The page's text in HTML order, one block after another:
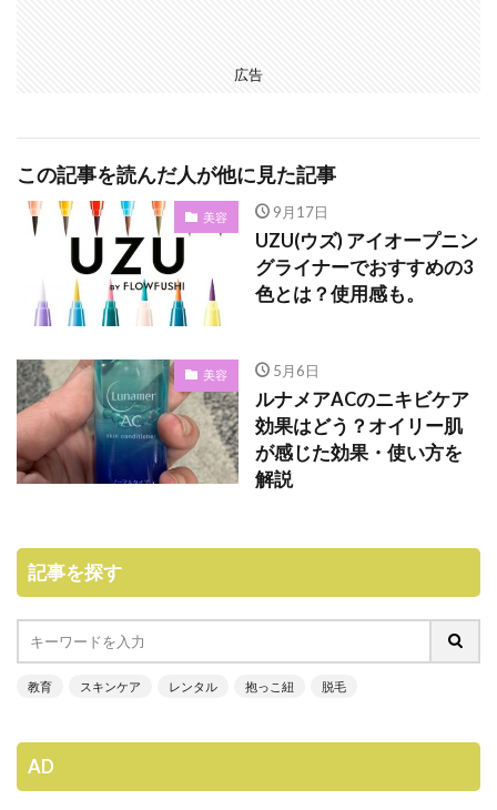
広告
この記事を読んだ人が他に見た記事
美容 9月17日
UZU(ウズ) アイオープニン
グライナーでおすすめの3
色とは？使用感も。
美容 5月6日
ルナメアACのニキビケア
効果はどう？オイリー肌
が感じた効果・使い方を
解説
記事を探す
教育 スキンケア レンタル 抱っこ紐 脱毛
AD